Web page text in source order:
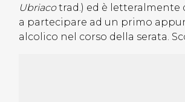
Ubriacotrad.) ed è
a partecipare ad un primo
alcolico nel corso della serata.